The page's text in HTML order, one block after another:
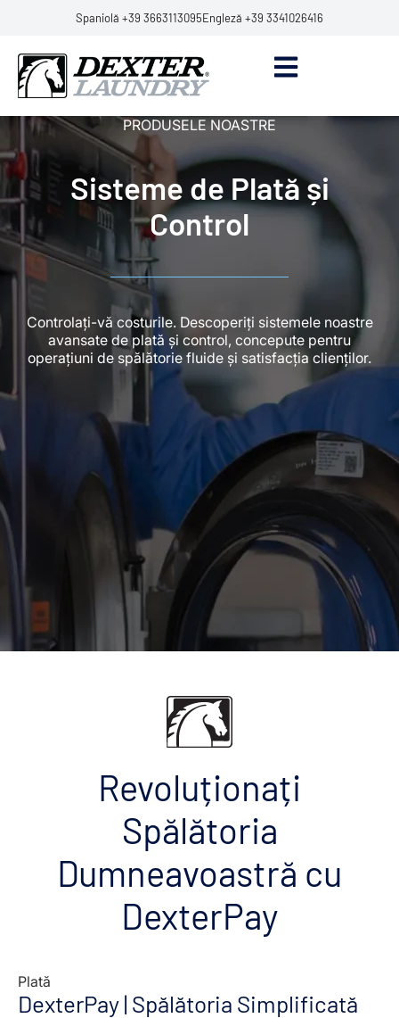
Spaniolă +39 3663113095Engleză +39 3341026416
PRODUSELE NOASTRE
Sisteme de Plată și
Control
Controlați-vă costurile. Descoperiți sistemele noastre
avansate de plată și control, concepute pentru
operațiuni de spălătorie fluide și satisfacția clienților.
Revoluționați
Spălătoria
Dumneavoastră cu
DexterPay
Plată
DexterPay | Spălătoria Simplificată